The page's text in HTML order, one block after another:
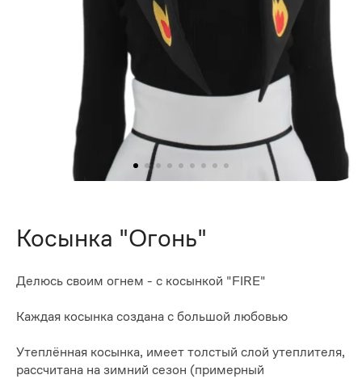
Косынка "Огонь"
Делюсь своим огнем - с косынкой "FIRE"
Каждая косынка создана с большой любовью
Утеплённая косынка, имеет толстый слой утеплителя,
рассчитана на зимний сезон (примерный